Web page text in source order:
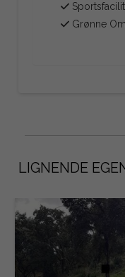
Grønne
LIGNENDE